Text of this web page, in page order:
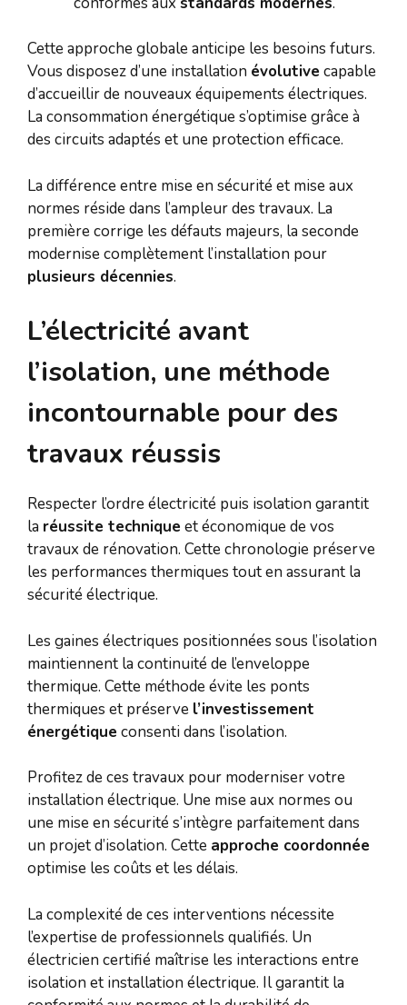
Cette approche globale anticipe les besoins futurs.
Vous disposez d’une installation évolutive capable
d’accueillir de nouveaux équipements électriques.
La consommation énergétique s’optimise grâce à
des circuits adaptés et une protection efficace.
La différence entre mise en sécurité et mise aux
normes réside dans l’ampleur des travaux. La
première corrige les défauts majeurs, la seconde
modernise complètement l’installation pour
plusieurs décennies.
L’électricité avant
l’isolation, une méthode
incontournable pour des
travaux réussis
Respecter l’ordre électricité puis isolation garantit
la réussite technique et économique de vos
travaux de rénovation. Cette chronologie préserve
les performances thermiques tout en assurant la
sécurité électrique.
Les gaines électriques positionnées sous l’isolation
maintiennent la continuité de l’enveloppe
thermique. Cette méthode évite les ponts
thermiques et préserve l’investissement
énergétique consenti dans l’isolation.
Profitez de ces travaux pour moderniser votre
installation électrique. Une mise aux normes ou
une mise en sécurité s’intègre parfaitement dans
un projet d’isolation. Cette approche coordonnée
optimise les coûts et les délais.
La complexité de ces interventions nécessite
l’expertise de professionnels qualifiés. Un
électricien certifié maîtrise les interactions entre
isolation et installation électrique. Il garantit la